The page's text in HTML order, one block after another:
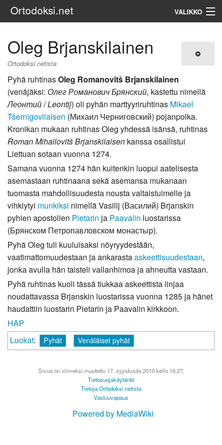
Ortodoksi.net VALIKKO
Oleg Brjanskilainen
Ortodoksi.netista
Pyhä ruhtinasOleg Romanovitš Brjanskilainen
(venäjäksi: Олег Романович Брянский, kastettu nimellä
Леонтий/Leontij) oli pyhän marttyyriruhtinas Mikael
Tšernigovilaisen (Михаил Черниговский) pojanpoika.
Kronikan mukaan ruhtinas Oleg yhdessä isänsä, ruhtinas
Roman Mihailovitš Brjanskilaisen kanssa osallistui
Liettuan sotaan vuonna 1274.
Samana vuonna 1274 hän kuitenkin luopui aatelisesta
asemastaan ruhtinaana sekä asemansa mukanaan
tuomasta mahdollisuudesta nousta valtaistuimelle ja
vihkiytyi munkiksi nimellä Vasilij (Василий) Brjanskin
pyhien apostolien Pietarin ja Paavalin luostarissa
(Брянском Петропавловском монастыр).
Pyhä Oleg tuli kuuluisaksi nöyryydestään,
vaatimattomuudestaan ja ankarastaaskeettisuudestaan,
jonka avulla hän taisteli vallanhimoa ja ahneutta vastaan.
Pyhä ruhtinas kuoli tässä tiukkaa askeettista linjaa
noudattavassa Brjanskin luostarissa vuonna 1285 ja hänet
haudattiin luostarin Pietarin ja Paavalin kirkkoon.
HAP
Luokat: Pyhät Venäläiset pyhät
Sivua on viimeksi muutettu 17. syyskuuta 2010 kello 16.27.
Tietosuojakäytäntö
Tietoja Ortodoksi.netista
Vastuuvapaus
Powered by MediaWiki